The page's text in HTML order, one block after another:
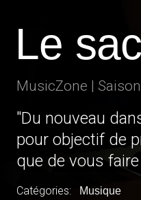
Le
MusicZone |
"Du nouveau
pour objectif de
que de vous
Catégories: Musique